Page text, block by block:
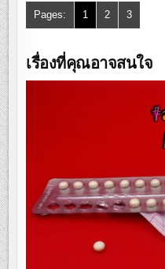
Pages: 1 2 3
เรื่องที่คุณอาจสนใจ